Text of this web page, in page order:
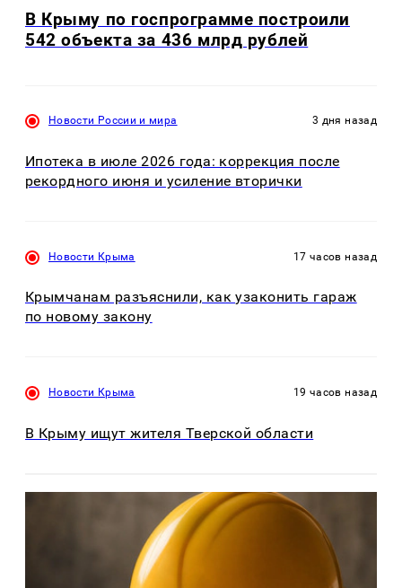
В Крыму по госпрограмме построили
542 объекта за 436 млрд рублей
Новости России и мира 3 дня назад
Ипотека в июле 2026 года: коррекция после
рекордного июня и усиление вторички
Новости Крыма 17 часов назад
Крымчанам разъяснили, как узаконить гараж
по новому закону
Новости Крыма 19 часов назад
В Крыму ищут жителя Тверской области